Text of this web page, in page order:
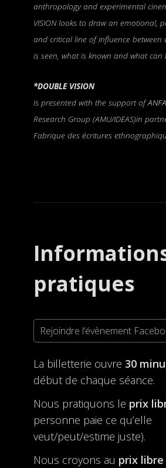
anthropology and experimental
VISION looks to draw an emotional,
and critical line of influence between
is seen, what is known and what can
*DOUBLE VISION
is presented with the support of
Research Group (AMU/IDEAS)in
Fabrique des écritures
pratiques
Rejoindre l’évènement
La billetterie ouvre 30
début de chaque séance.
Nous pratiquons le prix
personne paie ce qu’elle
veut/peut/estime juste).
Nous croyons au prix libre